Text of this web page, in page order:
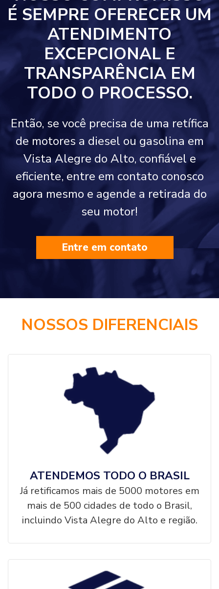
É SEMPRE OFERECER UM
ATENDIMENTO
EXCEPCIONAL E
TRANSPARÊNCIA EM
TODO O PROCESSO.
Então, se você precisa de uma retífica
de motores a diesel ou gasolina em
Vista Alegre do Alto, confiável e
eficiente, entre em contato conosco
agora mesmo e agende a retirada do
seu motor!
Entre em contato
NOSSOS DIFERENCIAIS
ATENDEMOS TODO O BRASIL
Já retificamos mais de 5000 motores em
mais de 500 cidades de todo o Brasil,
incluindo Vista Alegre do Alto e região.